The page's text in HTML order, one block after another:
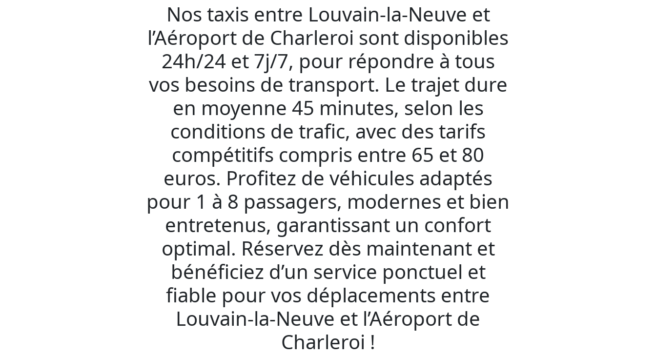
Nos taxis entre Louvain-la-Neuve et
l’Aéroport de Charleroi sont disponibles
24h/24 et 7j/7, pour répondre à tous
vos besoins de transport. Le trajet dure
en moyenne 45 minutes, selon les
conditions de trafic, avec des tarifs
compétitifs compris entre 65 et 80
euros. Profitez de véhicules adaptés
pour 1 à 8 passagers, modernes et bien
entretenus, garantissant un confort
optimal. Réservez dès maintenant et
bénéficiez d’un service ponctuel et
fiable pour vos déplacements entre
Louvain-la-Neuve et l’Aéroport de
Charleroi !